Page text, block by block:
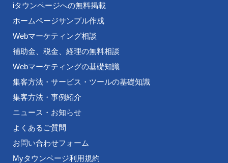
iタウンページへの無料掲載
ホームページサンプル作成
Webマーケティング相談
補助金、税金、経理の無料相談
Webマーケティングの基礎知識
集客方法・サービス・ツールの基礎知識
集客方法・事例紹介
ニュース・お知らせ
よくあるご質問
お問い合わせフォーム
Myタウンページ利用規約